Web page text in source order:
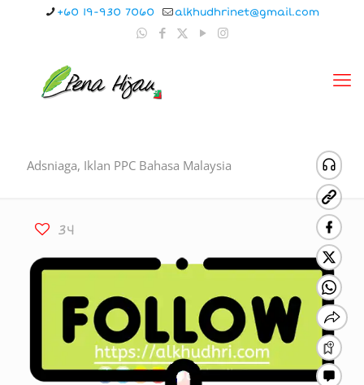
+60 19-930 7060 alkhudhrinet@gmail.com
Adsniaga, Iklan PPC Bahasa Malaysia
34